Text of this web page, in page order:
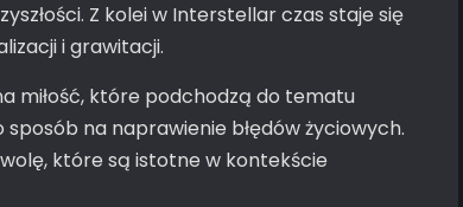
Z kolei w Interstellar czas staje się
i grawitacji.
miłość, które podchodzą do tematu
na naprawienie błędów życiowych.
które są istotne w kontekście